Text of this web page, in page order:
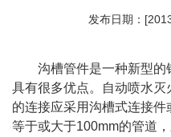
发布日期：
沟槽管件是一种新型的
具有很多优点。自动喷水
的连接应采用沟槽式连接
等于或大于100mm的管道